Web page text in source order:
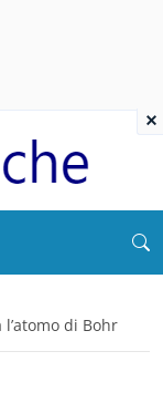
l’atomo di Bohr
×